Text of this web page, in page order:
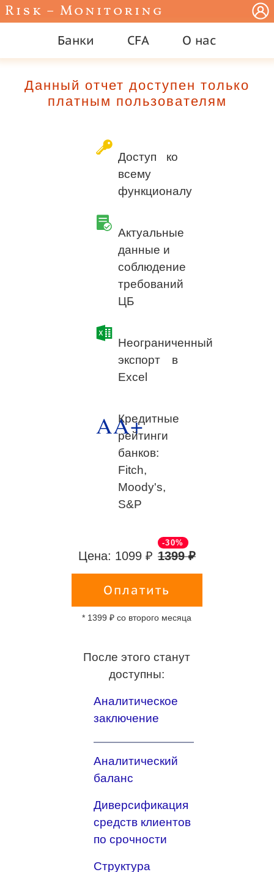
Risk – Monitoring
Банки CFA О нас
Данный отчет доступен только
платным пользователям
Доступ ко
всему
функционалу
Актуальные
данные и
соблюдение
требований
ЦБ
Неограниченный
экспорт в
Excel
AA+
Кредитные
рейтинги
банков:
Fitch,
Moody's,
S&P
Цена: 1099 ₽ 1399 ₽
-30%
Оплатить
* 1399 ₽ со второго месяца
После этого станут
доступны:
Аналитическое
заключение
Аналитический
баланс
Диверсификация
средств клиентов
по срочности
Структура